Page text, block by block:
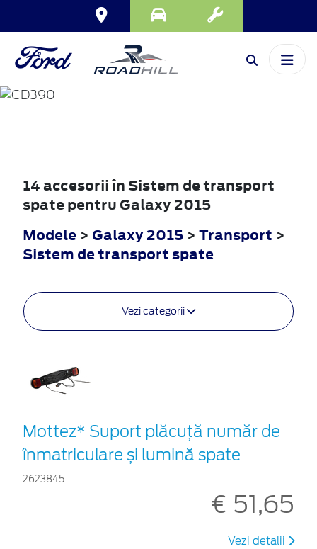
GALAXY
14 accesorii în Sistem de transport
spate pentru Galaxy 2015
Modele > Galaxy 2015 > Transport >
Sistem de transport spate
Vezi categorii
Mottez* Suport plăcuță număr de
înmatriculare și lumină spate
2623845
€ 51,65
Vezi detalii